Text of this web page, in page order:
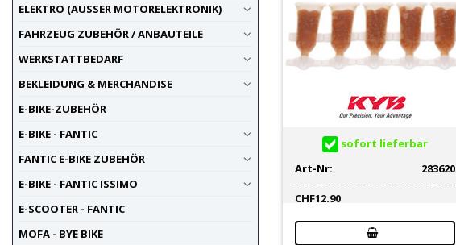
ELEKTRO (AUSSER MOTORELEKTRONIK)
FAHRZEUG ZUBEHÖR / ANBAUTEILE
WERKSTATTBEDARF
BEKLEIDUNG & MERCHANDISE
E-BIKE-ZUBEHÖR
E-BIKE - FANTIC
FANTIC E-BIKE ZUBEHÖR
E-BIKE - FANTIC ISSIMO
E-SCOOTER - FANTIC
MOFA - BYE BIKE
sofort lieferbar
Art-Nr:
283620
CHF12.90